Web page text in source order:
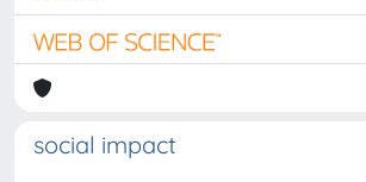
social impact